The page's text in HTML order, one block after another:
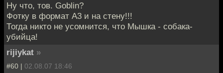
Ну что, тов. Goblin?
Фотку в формат А3 и на стену!!!
Тогда никто не усомнится, что Мышка - собака-
убийца!
rijiykat »
#60 | 02.08.07 18:46